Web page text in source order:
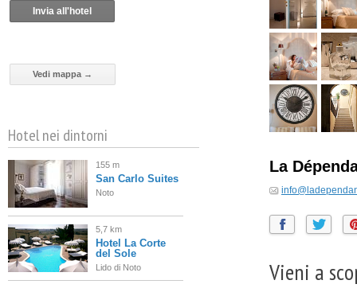
La
Vieni a
Invia all'hotel
Vedi mappa →
Hotel nei dintorni
155 m
San Carlo Suites
Noto
5,7 km
Hotel La Corte
del Sole
Lido di Noto